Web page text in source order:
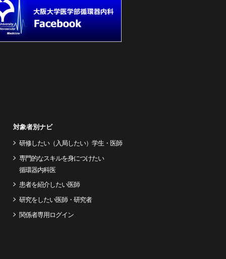
対象者別ナビ
研修したい（入局したい）学生・医師
専門的なスキルを身につけたい
循環器内科医
患者を紹介したい医師
研究をしたい医師・研究者
関係者専用ログイン